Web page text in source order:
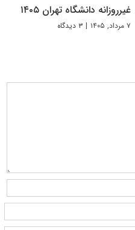
غیرروزانه دانشگاه تهران ۱۴۰۵
۷ مرداد, ۱۴۰۵ | ۳ دیدگاه